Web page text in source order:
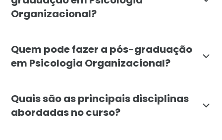
Organizacional?
Quem pode fazer a pós-graduação
em Psicologia Organizacional?
Quais são as principais disciplinas
abordadas no curso?